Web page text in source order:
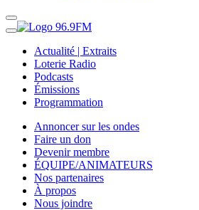
Actualité | Extraits
Loterie Radio
Podcasts
Émissions
Programmation
Annoncer sur les ondes
Faire un don
Devenir membre
ÉQUIPE/ANIMATEURS
Nos partenaires
À propos
Nous joindre